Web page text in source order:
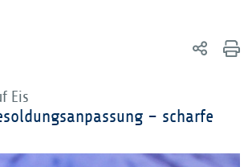
Eis
– scharfe